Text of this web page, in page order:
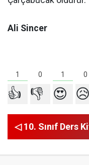
Ali Sincer
1 0 1 0
👍 👎 😍 😥
◁ 10. Sınıf Ders